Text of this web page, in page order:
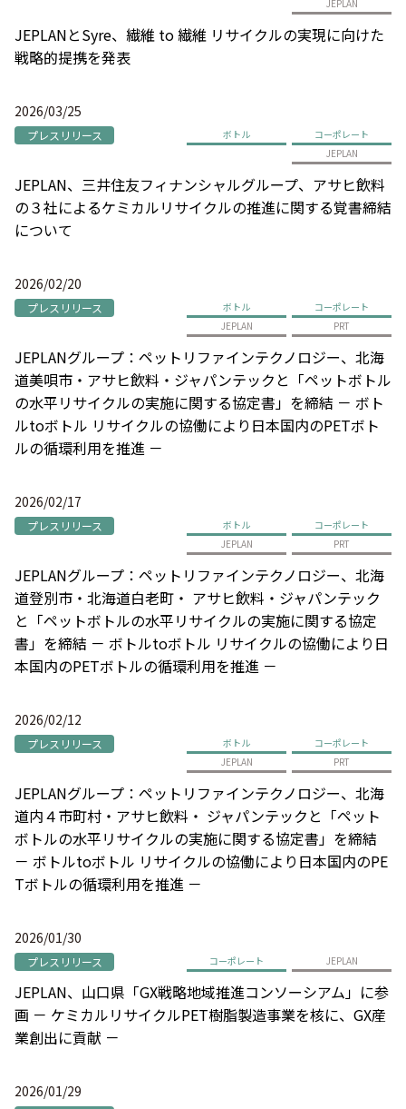
JEPLAN
JEPLANとSyre、繊維 to 繊維 リサイクルの実現に向けた
戦略的提携を発表
2026/03/25
プレスリリース ボトル
コーポレート
JEPLAN
JEPLAN、三井住友フィナンシャルグループ、アサヒ飲料
の３社によるケミカルリサイクルの推進に関する覚書締結
について
2026/02/20
プレスリリース ボトル
コーポレート
JEPLAN
PRT
JEPLANグループ：ペットリファインテクノロジー、北海
道美唄市・アサヒ飲料・ジャパンテックと「ペットボトル
の水平リサイクルの実施に関する協定書」を締結 － ボト
ルtoボトル リサイクルの協働により日本国内のPETボト
ルの循環利用を推進 －
2026/02/17
プレスリリース ボトル
コーポレート
JEPLAN
PRT
JEPLANグループ：ペットリファインテクノロジー、北海
道登別市・北海道白老町・ アサヒ飲料・ジャパンテック
と「ペットボトルの水平リサイクルの実施に関する協定
書」を締結 － ボトルtoボトル リサイクルの協働により日
本国内のPETボトルの循環利用を推進 －
2026/02/12
プレスリリース ボトル
コーポレート
JEPLAN
PRT
JEPLANグループ：ペットリファインテクノロジー、北海
道内４市町村・アサヒ飲料・ ジャパンテックと「ペット
ボトルの水平リサイクルの実施に関する協定書」を締結
－ ボトルtoボトル リサイクルの協働により日本国内のPE
Tボトルの循環利用を推進 －
2026/01/30
プレスリリース コーポレート JEPLAN
JEPLAN、山口県「GX戦略地域推進コンソーシアム」に参
画 － ケミカルリサイクルPET樹脂製造事業を核に、GX産
業創出に貢献 －
2026/01/29